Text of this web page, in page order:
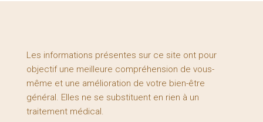
Les informations présentes sur ce site ont pour
objectif une meilleure compréhension de vous-
même et une amélioration de votre bien-être
général. Elles ne se substituent en rien à un
traitement médical.